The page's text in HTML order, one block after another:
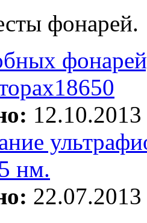
фонарей.
12.10.2013
нм.
22.07.2013